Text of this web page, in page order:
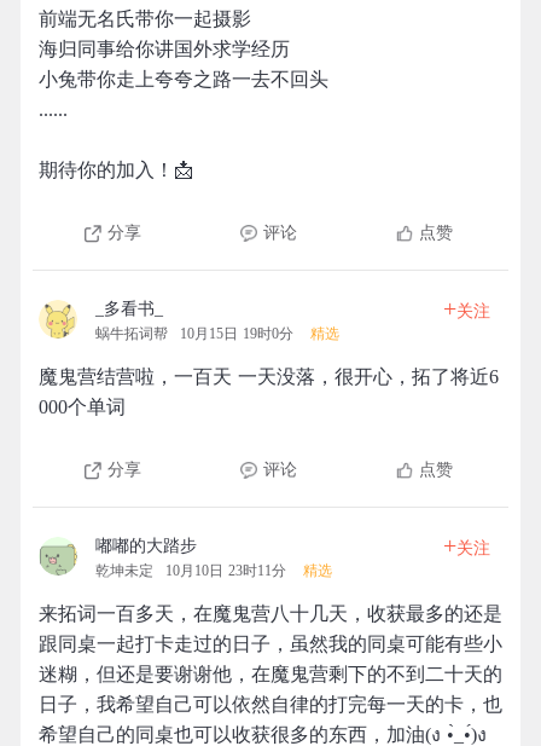
前端无名氏带你一起摄影
海归同事给你讲国外求学经历
小兔带你走上夸夸之路一去不回头
......
期待你的加入！📩
分享 评论 点赞
_多看书_
蜗牛拓词帮 10月15日 19时0分 精选
+关注
魔鬼营结营啦，一百天 一天没落，很开心，拓了将近6
000个单词
分享 评论 点赞
嘟嘟的大踏步
乾坤未定 10月10日 23时11分 精选
+关注
来拓词一百多天，在魔鬼营八十几天，收获最多的还是
跟同桌一起打卡走过的日子，虽然我的同桌可能有些小
迷糊，但还是要谢谢他，在魔鬼营剩下的不到二十天的
日子，我希望自己可以依然自律的打完每一天的卡，也
希望自己的同桌也可以收获很多的东西，加油(ง •̀_•́)ง